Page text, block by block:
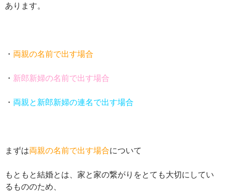
あります。
・ 両親の名前で出す場合
・ 新郎新婦の名前で出す場合
・ 両親と新郎新婦の連名で出す場合
まずは両親の名前で出す場合について
もともと結婚とは、家と家の繋がりをとても大切にしてい
るもののため、